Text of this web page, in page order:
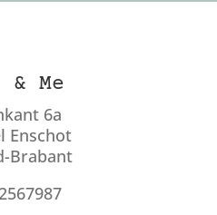
& Me
6a
Enschot
Brabant